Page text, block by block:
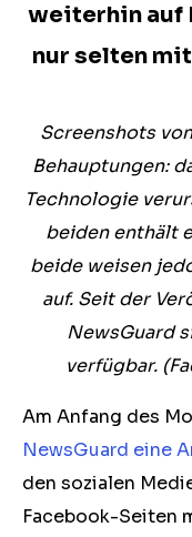
weiterhin auf
nur selten
Screenshots
Behauptungen:
Technologie
beiden enthält
beide weisen
auf. Seit der
NewsGuard
verfügbar.
Am Anfang des
NewsGuard eine
den sozialen
Facebook-Seiten